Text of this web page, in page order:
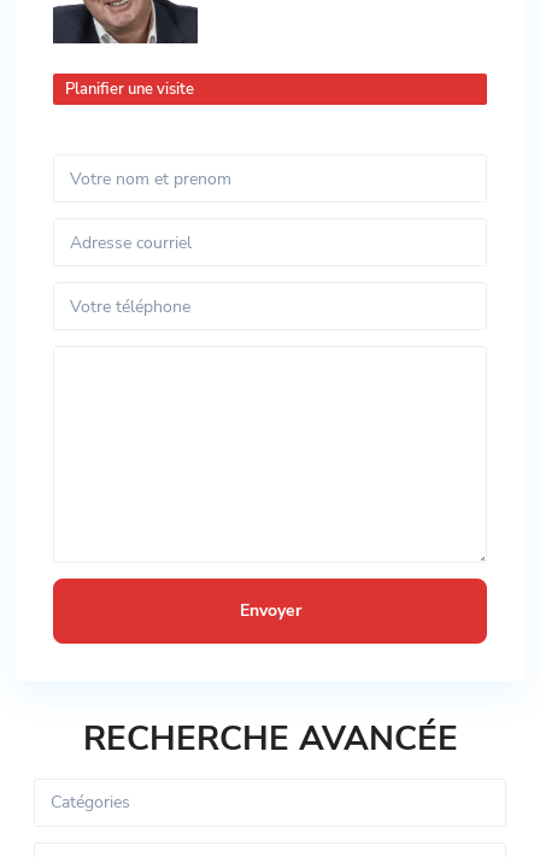
Planifier une visite
RECHERCHE AVANCÉE